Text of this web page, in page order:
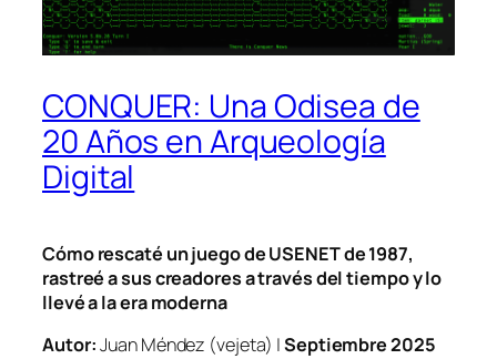
CONQUER: Una Odisea de
20 Años en Arqueología
Digital
Cómo rescaté un juego de USENET de 1987,
rastreé a sus creadores a través del tiempo y lo
llevé a la era moderna
Autor:Juan Méndez (vejeta) |Septiembre 2025